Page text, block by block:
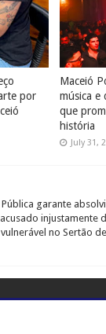
por
Maceió
música e
que
história
July 31,
garante
injustamente
no Sertão de